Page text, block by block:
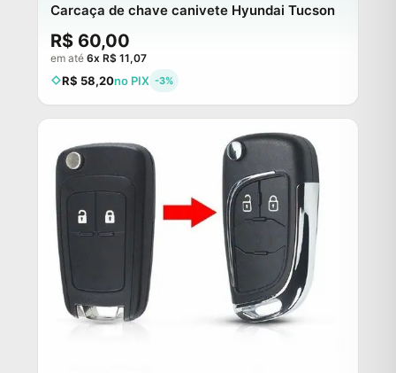
Carcaça de chave canivete Hyundai Tucson
R$ 60,00
em até 6x R$ 11,07
R$ 58,20no PIX -3%